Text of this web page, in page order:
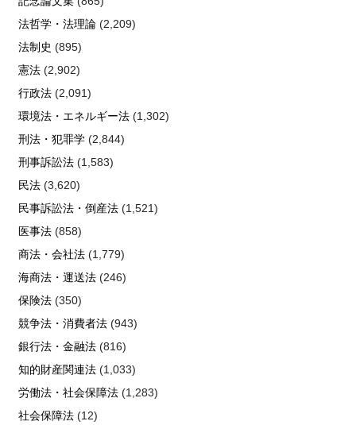
法哲学・法理論(2,209)
法制史 (895)
憲法(2,902)
行政法(2,091)
環境法・エネルギー法(1,302)
刑法・犯罪学(2,844)
刑事訴訟法(1,583)
民法(3,620)
民事訴訟法・倒産法(1,521)
医事法(858)
商法・会社法(1,779)
海商法・運送法(246)
保険法(350)
競争法・消費者法(943)
銀行法・金融法(816)
知的財産関連法(1,033)
労働法・社会保障法(1,283)
社会保障法(12)